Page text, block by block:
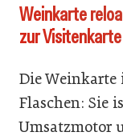
Weinkarte
zur
Die Weinkarte
Flaschen: Sie
Umsatzmotor